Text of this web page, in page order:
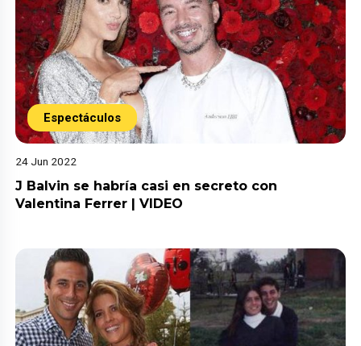
Espectáculos
24 Jun 2022
J Balvin se habría casi en secreto con
Valentina Ferrer | VIDEO